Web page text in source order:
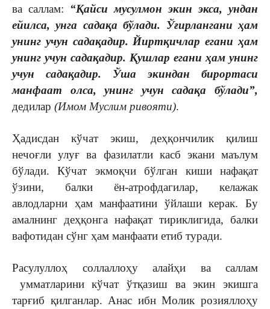
ва саллам: “Қайси мусулмон экин экса, ундан
ейилса, унга садақа бўлади. Ўғирлангани ҳам
унинг учун садақадир. Йиртқичлар егани ҳам
унинг учун садақадир. Қушлар егани ҳам унинг
учун садақадир. Ўша экиндан бирортаси
манфаат олса, унинг учун садақа бўлади”,
дедилар (Имом Муслим ривояти).
Ҳадисдан кўчат экиш, деҳқончилик қилиш
нечоғли улуғ ва фазилатли касб экани маълум
бўлади. Кўчат экмоқчи бўлган киши нафақат
ўзини, балки ён-атрофдагилар, келажак
авлодларни ҳам манфаатини ўйлаши керак. Бу
амалнинг деҳқонга нафақат тириклигида, балки
вафотидан сўнг ҳам манфаати етиб туради.
Расулуллоҳ соллаллоҳу алайҳи ва саллам
умматларини кўчат ўтқазиш ва экин экишга
тарғиб қилганлар. Анас ибн Молик розияллоҳу